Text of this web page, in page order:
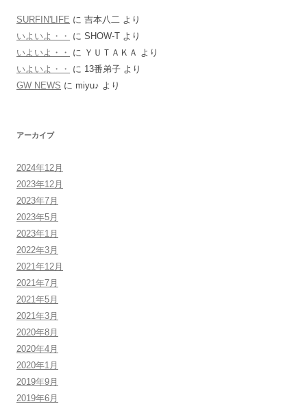
SURFIN'LIFE に 吉本八二 より
いよいよ・・
に SHOW-T より
いよいよ・・
に ＹＵＴＡＫＡ より
いよいよ・・
に 13番弟子 より
GW NEWS に miyu♪ より
アーカイブ
2024年12月
2023年12月
2023年7月
2023年5月
2023年1月
2022年3月
2021年12月
2021年7月
2021年5月
2021年3月
2020年8月
2020年4月
2020年1月
2019年9月
2019年6月